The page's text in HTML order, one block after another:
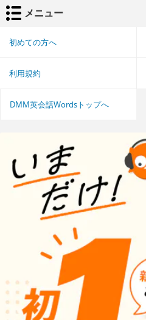
メニュー
初めての方へ
利用規約
DMM英会話Wordsトップへ